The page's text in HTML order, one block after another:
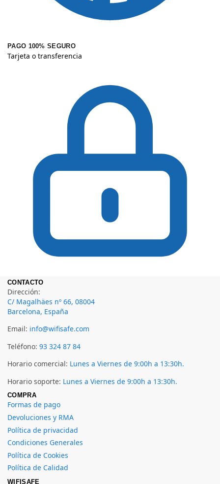
PAGO 100% SEGURO
Tarjeta o transferencia
CONTACTO
Dirección:
C/ Magalhäes nº 66, 08004
Barcelona, España
Email: info@wifisafe.com
Teléfono: 93 324 87 84
Horario comercial: Lunes a Viernes de 9:00h a 13:30h.
Horario soporte: Lunes a Viernes de 9:00h a 13:30h.
COMPRA
Formas de pago
Devoluciones y RMA
Política de privacidad
Condiciones Generales
Política de Cookies
Política de Calidad
WIFISAFE